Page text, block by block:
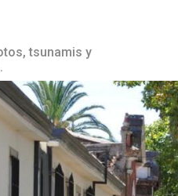
tsunamis y